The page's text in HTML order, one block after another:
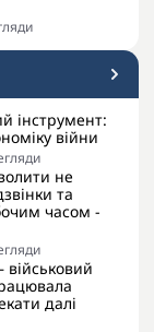
інструмент:
війни
не
та
часом -
військовий
далі